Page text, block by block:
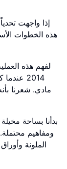
إذا واجهت
هذه الخطوات
لفهم هذه
2014
مادي. شعرنا
بدأنا بساحة
ومفاهيم
الملونة